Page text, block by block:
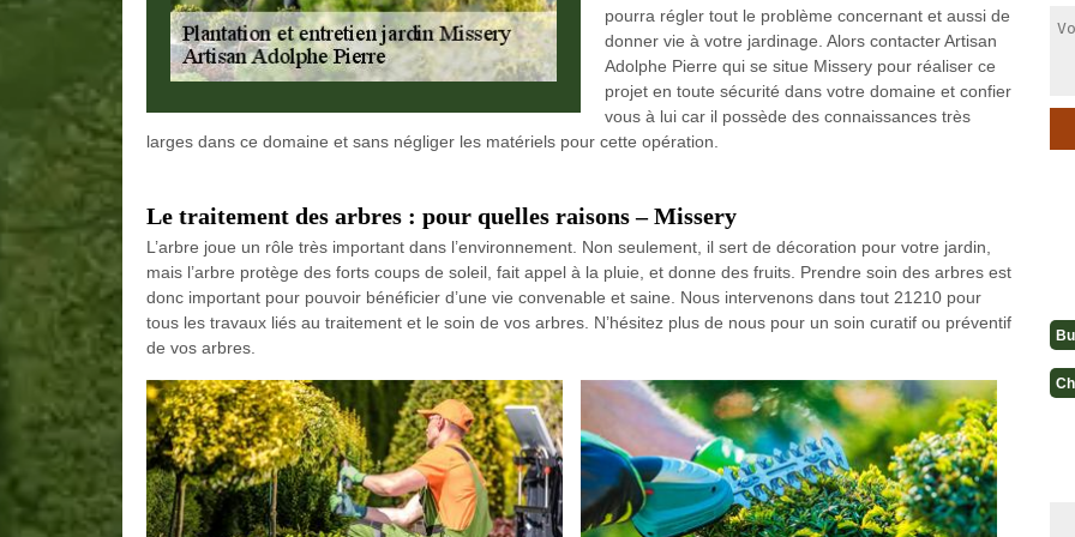
pourra régler tout le problème concernant et aussi de
donner vie à votre jardinage. Alors contacter Artisan
Adolphe Pierre qui se situe Missery pour réaliser ce
projet en toute sécurité dans votre domaine et confier
vous à lui car il possède des connaissances très
larges dans ce domaine et sans négliger les matériels pour cette opération.
Le traitement des arbres : pour quelles raisons – Missery
L’arbre joue un rôle très important dans l’environnement. Non seulement, il sert de décoration pour votre jardin,
mais l’arbre protège des forts coups de soleil, fait appel à la pluie, et donne des fruits. Prendre soin des arbres est
donc important pour pouvoir bénéficier d’une vie convenable et saine. Nous intervenons dans tout 21210 pour
tous les travaux liés au traitement et le soin de vos arbres. N’hésitez plus de nous pour un soin curatif ou préventif
de vos arbres.